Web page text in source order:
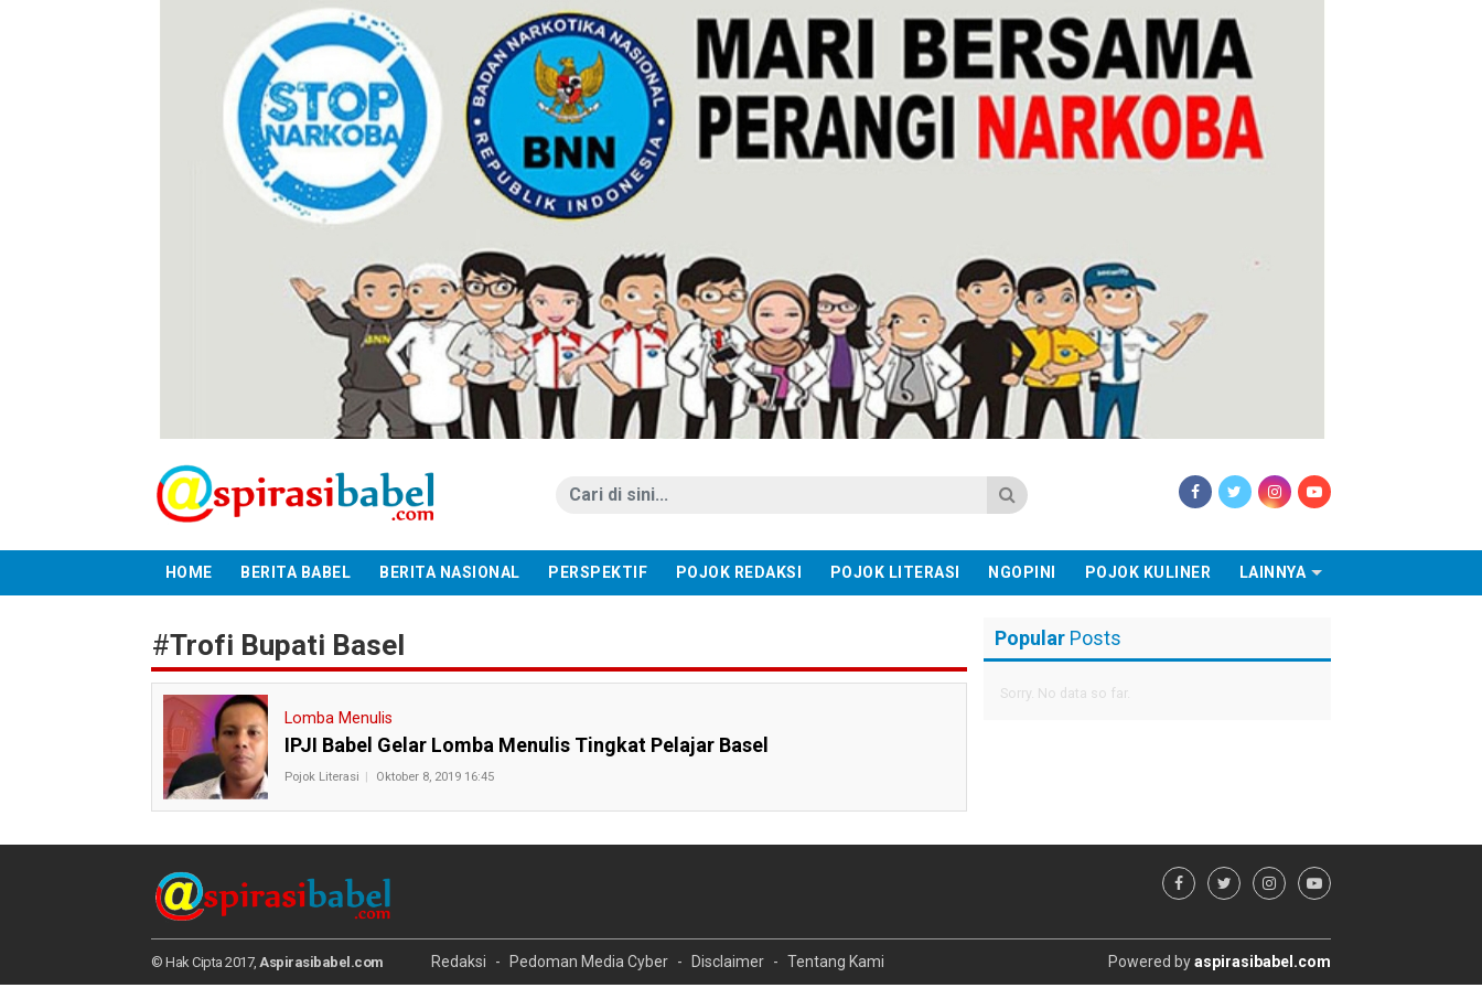
HOME BERITA BABEL BERITA NASIONAL PERSPEKTIF POJOK REDAKSI POJOK LITERASI NGOPINI POJOK KULINER LAINNYA
#Trofi Bupati Basel
Lomba Menulis
IPJI Babel Gelar Lomba Menulis Tingkat Pelajar Basel
Pojok Literasi Oktober 8, 2019 16:45
Popular Posts
Sorry. No data so far.
© Hak Cipta 2017, Aspirasibabel.com Redaksi Pedoman Media Cyber Disclaimer Tentang Kami Powered byaspirasibabel.com